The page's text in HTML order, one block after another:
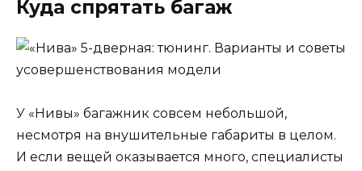
Куда спрятать багаж
У «Нивы» багажник совсем небольшой,
несмотря на внушительные габариты в целом.
И если вещей оказывается много, специалисты